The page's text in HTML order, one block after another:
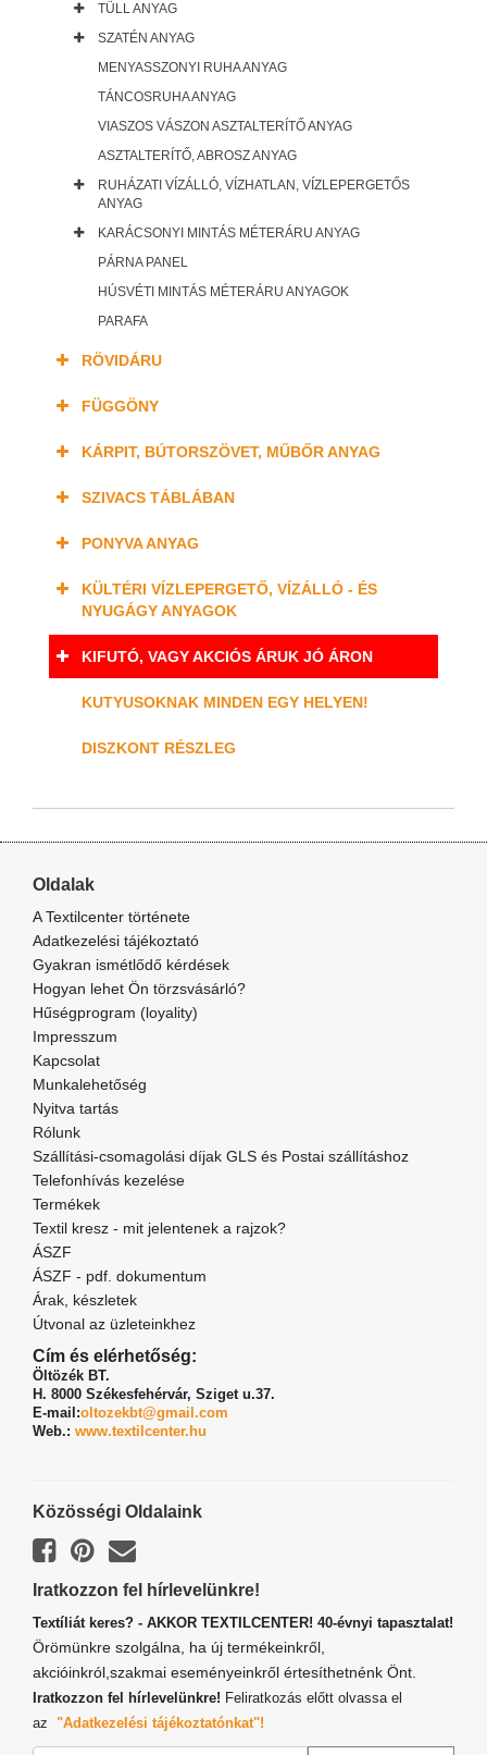
TÜLL ANYAG
SZATÉN ANYAG
MENYASSZONYI RUHA ANYAG
TÁNCOSRUHA ANYAG
VIASZOS VÁSZON ASZTALTERÍTŐ ANYAG
ASZTALTERÍTŐ, ABROSZ ANYAG
RUHÁZATI VÍZÁLLÓ, VÍZHATLAN, VÍZLEPERGETŐS
ANYAG
KARÁCSONYI MINTÁS MÉTERÁRU ANYAG
PÁRNA PANEL
HÚSVÉTI MINTÁS MÉTERÁRU ANYAGOK
PARAFA
RÖVIDÁRU
FÜGGÖNY
KÁRPIT, BÚTORSZÖVET, MŰBŐR ANYAG
SZIVACS TÁBLÁBAN
PONYVA ANYAG
KÜLTÉRI VÍZLEPERGETŐ, VÍZÁLLÓ - ÉS
NYUGÁGY ANYAGOK
KIFUTÓ, VAGY AKCIÓS ÁRUK JÓ ÁRON
KUTYUSOKNAK MINDEN EGY HELYEN!
DISZKONT RÉSZLEG
Oldalak
A Textilcenter története
Adatkezelési tájékoztató
Gyakran ismétlődő kérdések
Hogyan lehet Ön törzsvásárló?
Hűségprogram (loyality)
Impresszum
Kapcsolat
Munkalehetőség
Nyitva tartás
Rólunk
Szállítási-csomagolási díjak GLS és Postai szállításhoz
Telefonhívás kezelése
Termékek
Textil kresz - mit jelentenek a rajzok?
ÁSZF
ÁSZF - pdf. dokumentum
Árak, készletek
Útvonal az üzleteinkhez
Cím és elérhetőség:
Öltözék BT.
H. 8000 Székesfehérvár, Sziget u.37.
E-mail:oltozekbt@gmail.com
Web.: www.textilcenter.hu
Közösségi Oldalaink
Iratkozzon fel hírlevelünkre!
Textíliát keres? - AKKOR TEXTILCENTER! 40-évnyi tapasztalat!
Örömünkre szolgálna, ha új termékeinkről,
akcióinkról,szakmai eseményeinkről értesíthetnénk Önt.
Iratkozzon fel hírlevelünkre! Feliratkozás előtt olvassa el
az "Adatkezelési tájékoztatónkat"!